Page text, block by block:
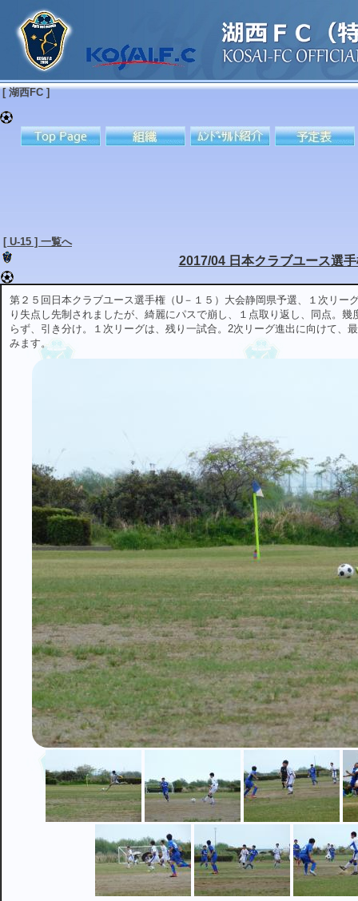
[ 湖西FC ]
[ U-15 ] 一覧へ
2017/04 日本クラブユース選
第２５回日本クラブユース選手権（U－１５）大会静岡県予選、１次リー
り失点し先制されましたが、綺麗にパスで崩し、１点取り返し、同点。
らず、引き分け。１次リーグは、残り一試合。2次リーグ進出に向けて、
みます。